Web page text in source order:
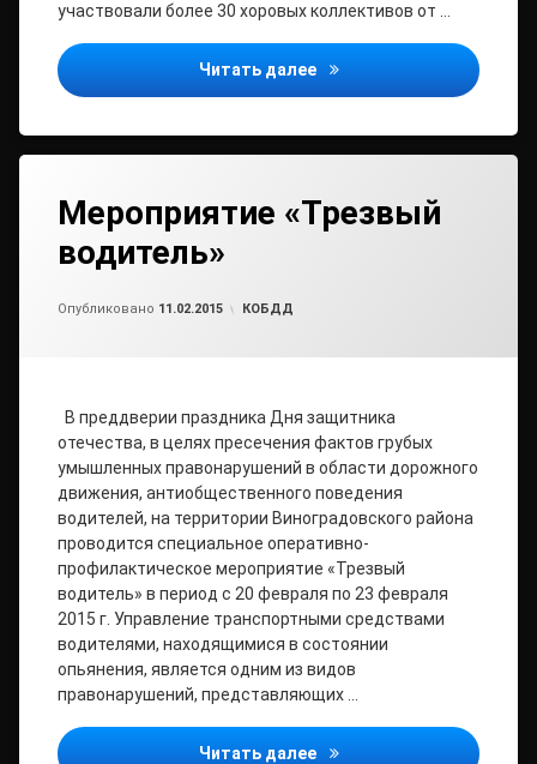
участвовали более 30 хоровых коллективов от …
Читать далее Музыка Победы
Мероприятие «Трезвый
водитель»
Опубликовано 11.02.2015 Рубрики:
КОБДД
В преддверии праздника Дня защитника
отечества, в целях пресечения фактов грубых
умышленных правонарушений в области дорожного
движения, антиобщественного поведения
водителей, на территории Виноградовского района
проводится специальное оперативно-
профилактическое мероприятие «Трезвый
водитель» в период с 20 февраля по 23 февраля
2015 г. Управление транспортными средствами
водителями, находящимися в состоянии
опьянения, является одним из видов
правонарушений, представляющих …
Читать далее Мероприятие «Трезвый